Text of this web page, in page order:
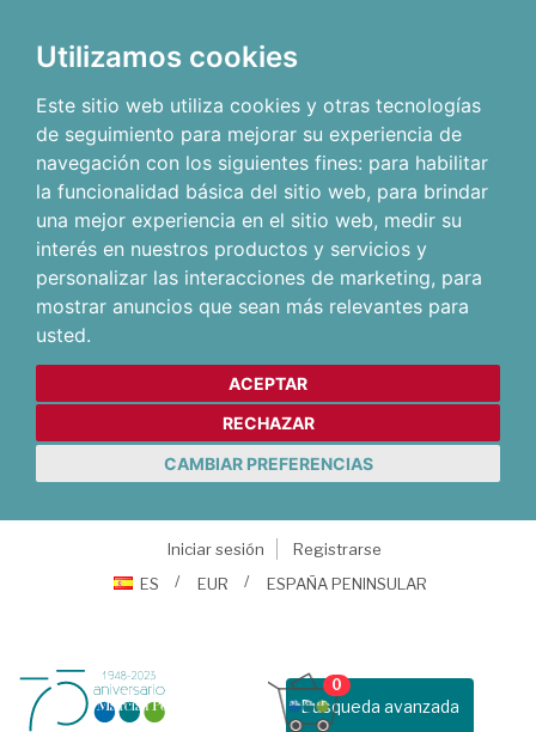
Utilizamos cookies
Este sitio web utiliza cookies y otras tecnologías
de seguimiento para mejorar su experiencia de
navegación con los siguientes fines: para habilitar
la funcionalidad básica del sitio web, para brindar
una mejor experiencia en el sitio web, medir su
interés en nuestros productos y servicios y
personalizar las interacciones de marketing, para
mostrar anuncios que sean más relevantes para
usted.
ACEPTAR
RECHAZAR
CAMBIAR PREFERENCIAS
Iniciar sesión
Registrarse
ES
EUR ESPAÑA PENINSULAR
Busqueda avanzada
0